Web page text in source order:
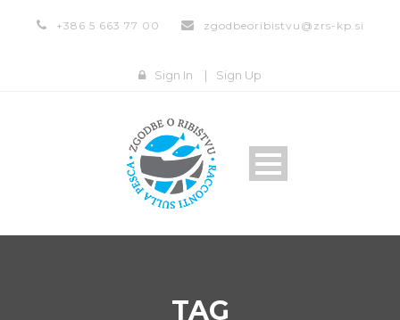
+386 5 663 77 00 zgodbeoribistvu@zrs-kp.si
Sign In | Sign Up
TAG